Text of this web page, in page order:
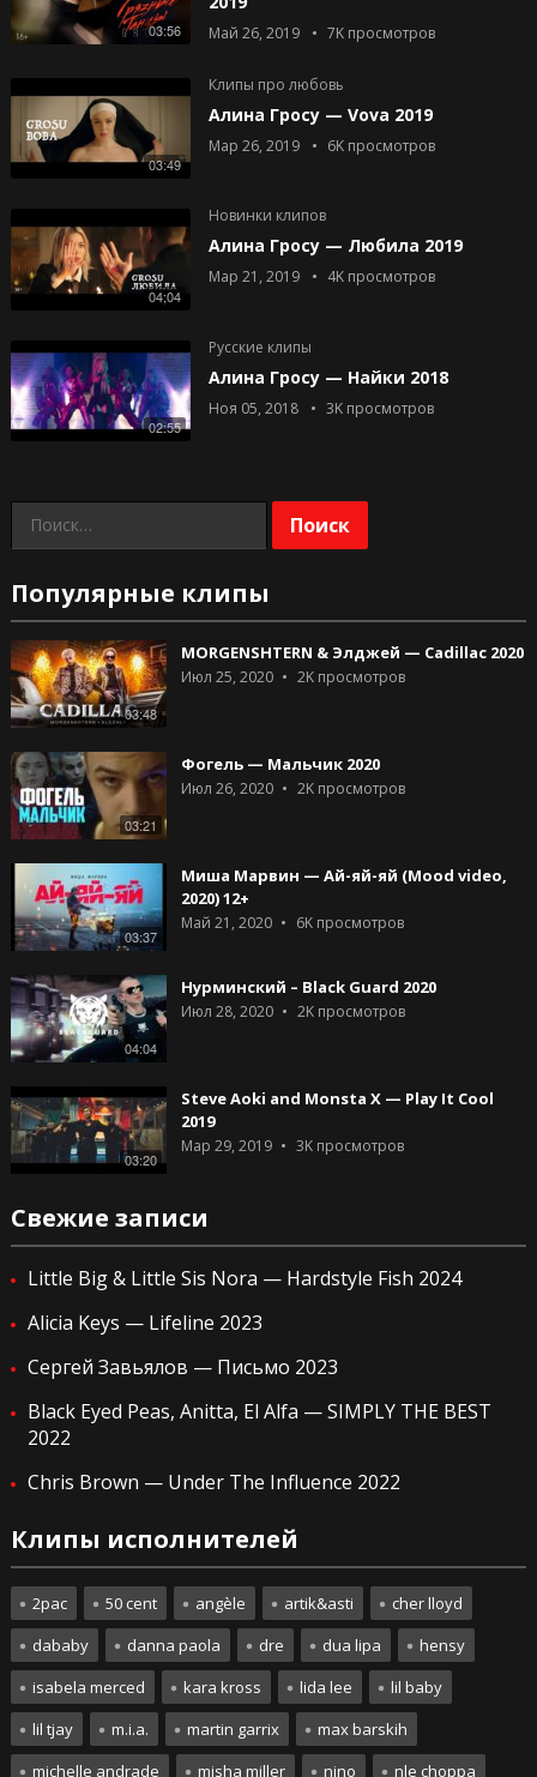
03:56 Май 26, 2019 7Kпросмотров
03:49
Клипы про любовь
Алина Гросу — Vova 2019
Мар 26, 2019 6Kпросмотров
04;04
Новинки клипов
Алина Гросу — Любила 2019
Мар 21, 2019 4Kпросмотров
02:55
Русские клипы
Алина Гросу — Найки 2018
Ноя 05, 2018 3Kпросмотров
Найти:
Популярные клипы
03:48
MORGENSHTERN & Элджей — Cadillac 2020
Июл 25, 2020 2Kпросмотров
03:21
Фогель — Мальчик 2020
Июл 26, 2020 2Kпросмотров
03:37
Миша Марвин — Ай-яй-яй (Mood video,
2020) 12+
Май 21, 2020 6Kпросмотров
04:04
Нурминский – Black Guard 2020
Июл 28, 2020 2Kпросмотров
03:20
Steve Aoki and Monsta X — Play It Cool
2019
Мар 29, 2019 3Kпросмотров
Свежие записи
Little Big & Little Sis Nora — Hardstyle Fish 2024
Alicia Keys — Lifeline 2023
Сергей Завьялов — Письмо 2023
Black Eyed Peas, Anitta, El Alfa — SIMPLY THE BEST
2022
Chris Brown — Under The Influence 2022
Клипы исполнителей
2pac 50 cent angèle artik&asti
cher lloyd
dababy
danna paola dre dua lipa
hensy
isabela merced
kara kross lida lee
lil baby
lil tjay
m.i.a. martin garrix
max barskih
michelle andrade
misha miller nino nle choppa